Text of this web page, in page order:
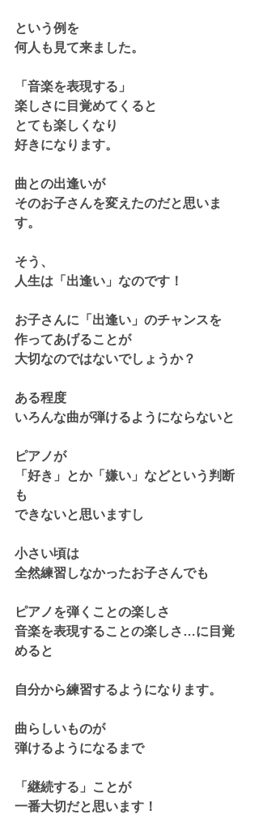
という例を
何人も見て来ました。
「音楽を表現する」
楽しさに目覚めてくると
とても楽しくなり
好きになります。
曲との出逢いが
そのお子さんを変えたのだと思いま
す。
そう、
人生は「出逢い」なのです！
お子さんに「出逢い」のチャンスを
作ってあげることが
大切なのではないでしょうか？
ある程度
いろんな曲が弾けるようにならないと
ピアノが
「好き」とか「嫌い」などという判断
も
できないと思いますし
小さい頃は
全然練習しなかったお子さんでも
ピアノを弾くことの楽しさ
音楽を表現することの楽しさ…に目覚
めると
自分から練習するようになります。
曲らしいものが
弾けるようになるまで
「継続する」ことが
一番大切だと思います！